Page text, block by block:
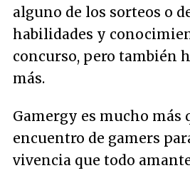
alguno de los sorteos o
habilidades y
concurso, pero también
más.
Gamergy es mucho más
encuentro de gamers
vivencia que todo